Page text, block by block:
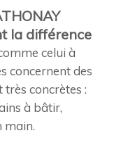
la différence
celui à
concernent des
concrètes :
à bâtir,
main.